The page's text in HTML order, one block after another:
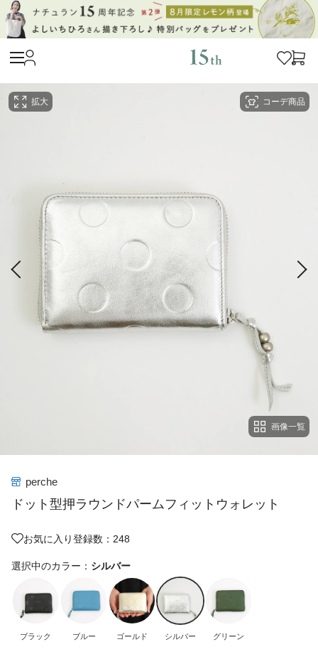
コーデ商品
拡大
画像一覧
perche
ドット型押ラウンドパームフィットウォレット
お気に入り登録数：248
選択中のカラー： シルバー
ブラック ブルー ゴールド シルバー グリーン